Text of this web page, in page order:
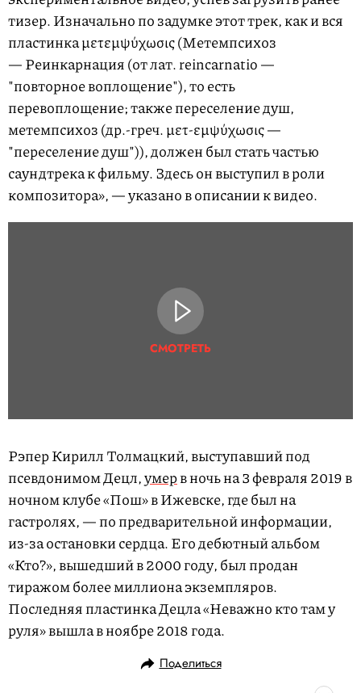
тизер. Изначально по задумке этот трек, как и вся
пластинка μετεμψύχωσις (Метемпсихоз
— Реинкарнация (от лат. reincarnatio —
"повторное воплощение"), то есть
перевоплощение; также переселение душ,
метемпсихоз (др.-греч. μετ-εμψύχωσις —
"переселение душ")), должен был стать частью
саундтрека к фильму. Здесь он выступил в роли
композитора», — указано в описании к видео.
СМОТРЕТЬ
Рэпер Кирилл Толмацкий, выступавший под
псевдонимом Децл,умерв ночь на 3 февраля 2019 в
ночном клубе «Пош» в Ижевске, где был на
гастролях, — по предварительной информации,
из-за остановки сердца. Его дебютный альбом
«Кто?», вышедший в 2000 году, был продан
тиражом более миллиона экземпляров.
Последняя пластинка Децла «Неважно кто там у
руля» вышла в ноябре 2018 года.
Поделиться